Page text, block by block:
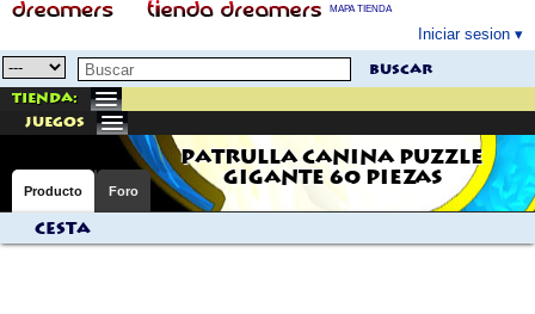
MAPA TIENDA
Iniciar sesion
buscar
Tienda:
juegos
PATRULLA CANINA PUZZLE
GIGANTE 60 PIEZAS
Producto Foro
Cesta